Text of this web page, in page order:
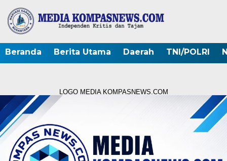
Beranda Berita Utama Daerah TNI/POLRI
LOGO MEDIA KOMPASNEWS.COM